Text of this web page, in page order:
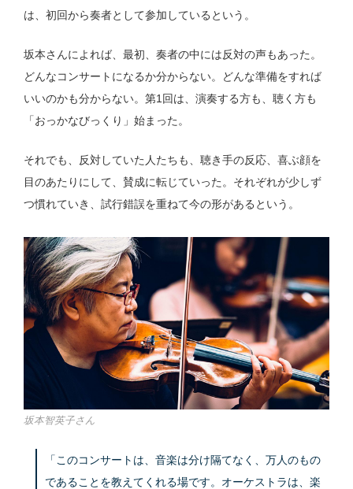
は、初回から奏者として参加しているという。
坂本さんによれば、最初、奏者の中には反対の声もあった。
どんなコンサートになるか分からない。どんな準備をすれば
いいのかも分からない。第1回は、演奏する方も、聴く方も
「おっかなびっくり」始まった。
それでも、反対していた人たちも、聴き手の反応、喜ぶ顔を
目のあたりにして、賛成に転じていった。それぞれが少しず
つ慣れていき、試行錯誤を重ねて今の形があるという。
坂本智英子さん
「このコンサートは、音楽は分け隔てなく、万人のもの
であることを教えてくれる場です。オーケストラは、楽